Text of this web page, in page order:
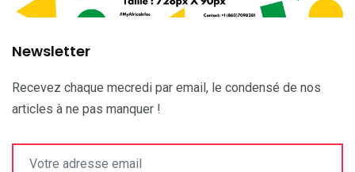
Newsletter
Recevez chaque mecredi par email, le condensé de nos
articles à ne pas manquer !